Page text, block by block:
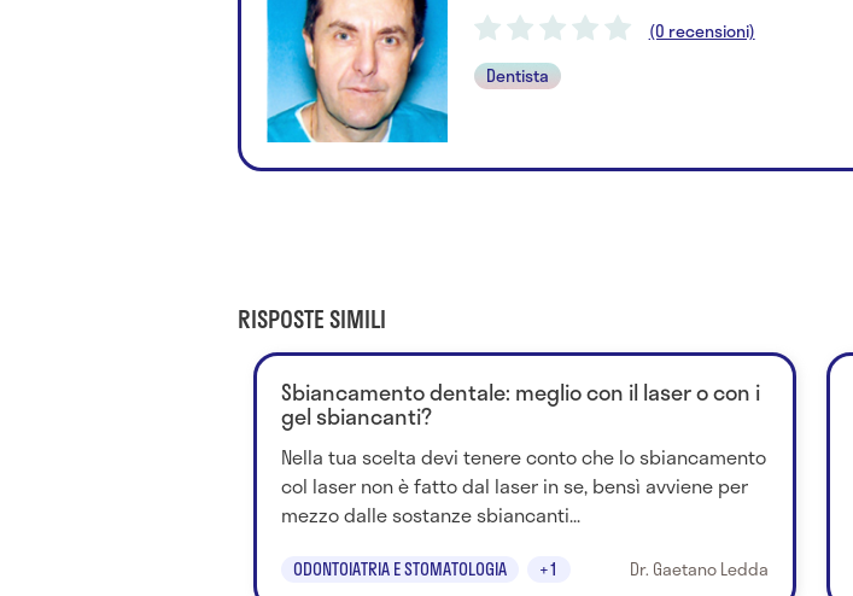
(0 recensioni)
Dentista
RISPOSTE SIMILI
Sbiancamento dentale: meglio con il laser o con i
gel sbiancanti?
Nella tua scelta devi tenere conto che lo sbiancamento
col laser non è fatto dal laser in se, bensì avviene per
mezzo dalle sostanze sbiancanti...
ODONTOIATRIA E STOMATOLOGIA +1 Dr. Gaetano Ledda